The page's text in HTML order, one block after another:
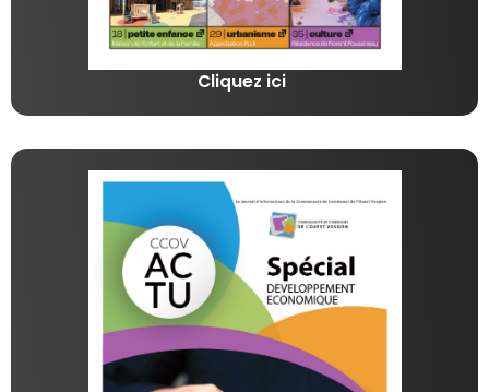
Cliquez ici